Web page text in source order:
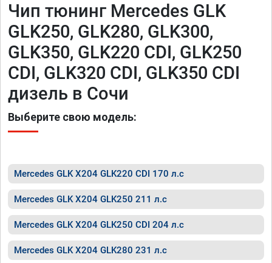
Чип тюнинг Mercedes GLK
GLK250, GLK280, GLK300,
GLK350, GLK220 CDI, GLK250
CDI, GLK320 CDI, GLK350 CDI
дизель в Сочи
Выберите свою модель:
Mercedes GLK X204 GLK220 CDI 170 л.с
Mercedes GLK X204 GLK250 211 л.с
Mercedes GLK X204 GLK250 CDI 204 л.с
Mercedes GLK X204 GLK280 231 л.с